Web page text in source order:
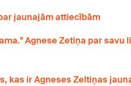
jaunajām attiecībām
Agnese Zetiņa par savu
kas ir Agneses Zeltiņas